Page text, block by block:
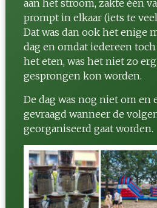
aan het stroom, zakte één
prompt in elkaar (iets te
Dat was dan ook het enige
dag en omdat iedereen
het eten, was het niet zo
gesprongen kon worden.
De dag was nog niet om en
gevraagd wanneer de
georganiseerd gaat worden.